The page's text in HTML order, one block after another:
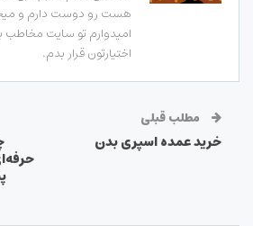
هست رو دوست دارم و
امیدوارم تو سایت مخاطب
اختیارتون قرار بدم.
مطلب قبلی
خرید عمده اسپری بدن